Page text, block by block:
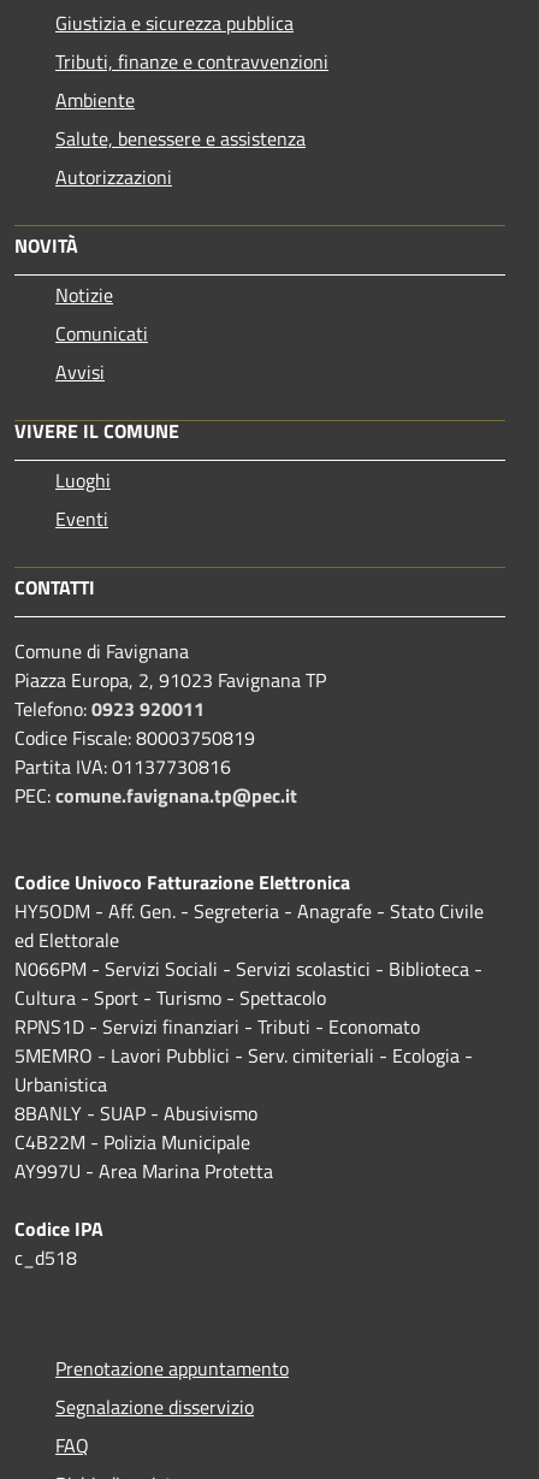
Giustizia e sicurezza pubblica
Tributi, finanze e contravvenzioni
Ambiente
Salute, benessere e assistenza
Autorizzazioni
NOVITÀ
Notizie
Comunicati
Avvisi
VIVERE IL COMUNE
Luoghi
Eventi
CONTATTI
Comune di Favignana
Piazza Europa, 2, 91023 Favignana TP
Telefono:0923 920011
Codice Fiscale: 80003750819
Partita IVA: 01137730816
PEC:comune.favignana.tp@pec.it
Codice Univoco Fatturazione Elettronica
HY5ODM - Aff. Gen. - Segreteria - Anagrafe - Stato Civile
ed Elettorale
N066PM - Servizi Sociali - Servizi scolastici - Biblioteca -
Cultura - Sport - Turismo - Spettacolo
RPNS1D - Servizi finanziari - Tributi - Economato
5MEMRO - Lavori Pubblici - Serv. cimiteriali - Ecologia -
Urbanistica
8BANLY - SUAP - Abusivismo
C4B22M - Polizia Municipale
AY997U - Area Marina Protetta
Codice IPA
c_d518
Prenotazione appuntamento
Segnalazione disservizio
FAQ